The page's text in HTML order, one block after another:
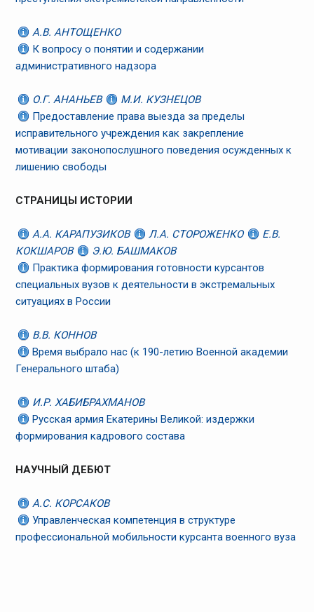
А.В. АНТОЩЕНКО
К вопросу о понятии и содержании
административного надзора
О.Г. АНАНЬЕВ
М.И. КУЗНЕЦОВ
Предоставление права выезда за пределы
исправительного учреждения как закрепление
мотивации законопослушного поведения осужденных к
лишению свободы
СТРАНИЦЫ ИСТОРИИ
А.А. КАРАПУЗИКОВ Л.А. СТОРОЖЕНКО
Е.В.
КОКШАРОВ
Э.Ю. БАШМАКОВ
Практика формирования готовности курсантов
специальных вузов к деятельности в экстремальных
ситуациях в России
В.В. КОННОВ
Время выбрало нас (к 190-летию Военной академии
Генерального штаба)
И.Р. ХАБИБРАХМАНОВ
Русская армия Екатерины Великой: издержки
формирования кадрового состава
НАУЧНЫЙ ДЕБЮТ
А.С. КОРСАКОВ
Управленческая компетенция в структуре
профессиональной мобильности курсанта военного вуза